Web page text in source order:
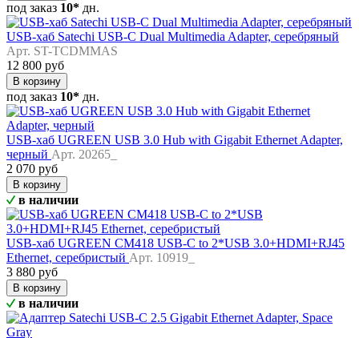
под заказ 10* дн.
USB-хаб Satechi USB-C Dual Multimedia Adapter, серебряный
Арт. ST-TCDMMAS
12 800 руб
В корзину
под заказ 10* дн.
USB-хаб UGREEN USB 3.0 Hub with Gigabit Ethernet Adapter,
черный Арт. 20265_
2 070 руб
В корзину
в наличии
USB-хаб UGREEN CM418 USB-C to 2*USB 3.0+HDMI+RJ45
Ethernet, серебристый Арт. 10919_
3 880 руб
В корзину
в наличии